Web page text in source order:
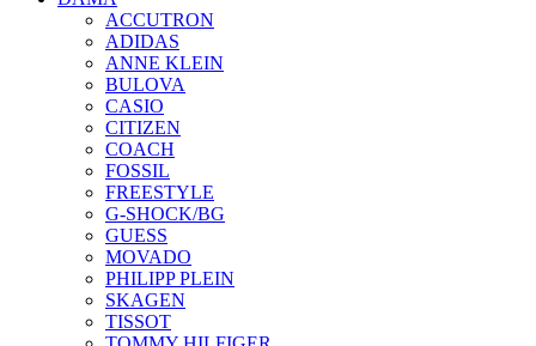
ACCUTRON
ADIDAS
ANNE KLEIN
BULOVA
CASIO
CITIZEN
COACH
FOSSIL
FREESTYLE
G-SHOCK/BG
GUESS
MOVADO
PHILIPP PLEIN
SKAGEN
TISSOT